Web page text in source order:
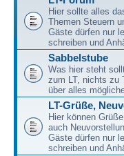
Hier sollte alles
Themen Steuern
Gäste dürfen nur
schreiben und
Sabbelstube
Was hier steht
zum LT, nichts zu
über alles
LT-Grüße,
Hier können
auch
Gäste dürfen nur
schreiben und